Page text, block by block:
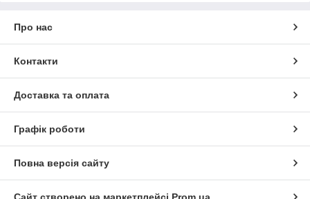
Про нас
Контакти
Доставка та оплата
Графік роботи
Повна версія сайту
Сайт створено на маркетплейсі Prom.ua